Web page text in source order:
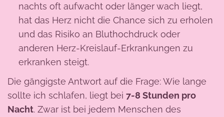
nachts oft aufwacht oder länger wach liegt,
hat das Herz nicht die Chance sich zu erholen
und das Risiko an Bluthochdruck oder
anderen Herz-Kreislauf-Erkrankungen zu
erkranken steigt.
Die gängigste Antwort auf die Frage: Wie lange
sollte ich schlafen, liegt bei 7-8 Stunden pro
Nacht. Zwar ist bei jedem Menschen des